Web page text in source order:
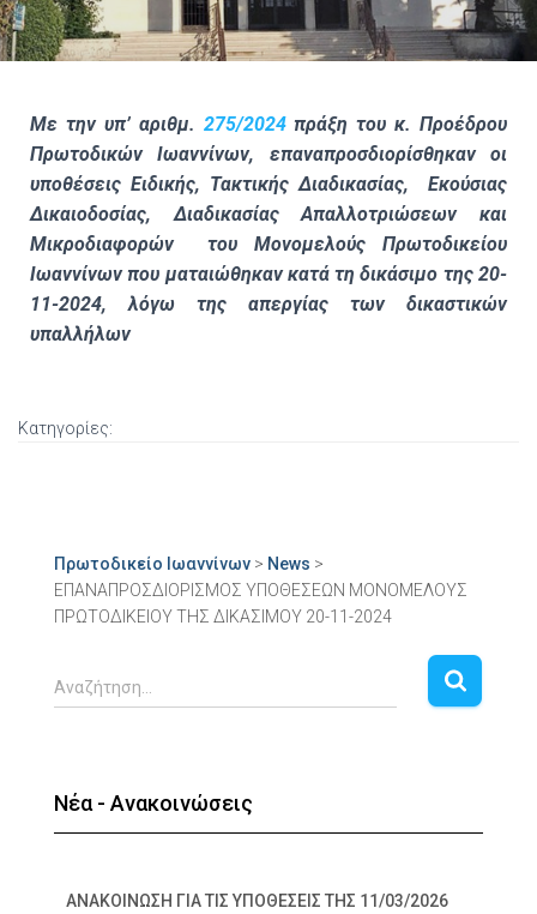
Με την υπ’ αριθμ. 275/2024πράξη του κ. Προέδρου
Πρωτοδικών Ιωαννίνων, επαναπροσδιορίσθηκαν οι
υποθέσεις Ειδικής, Τακτικής Διαδικασίας, Εκούσιας
Δικαιοδοσίας, Διαδικασίας Απαλλοτριώσεων και
Μικροδιαφορών του Μονομελούς Πρωτοδικείου
Ιωαννίνων που ματαιώθηκαν κατά τη δικάσιμο της 20-
11-2024, λόγω της απεργίας των δικαστικών
υπαλλήλων
Κατηγορίες:
Πρωτοδικείο Ιωαννίνων > News >
ΕΠΑΝΑΠΡΟΣΔΙΟΡΙΣΜΟΣ ΥΠΟΘΕΣΕΩΝ ΜΟΝΟΜΕΛΟΥΣ
ΠΡΩΤΟΔΙΚΕΙΟΥ ΤΗΣ ΔΙΚΑΣΙΜΟΥ 20-11-2024
Αναζήτηση…
Νέα - Ανακοινώσεις
ΑΝΑΚΟΙΝΩΣΗ ΓΙΑ ΤΙΣ ΥΠΟΘΕΣΕΙΣ ΤΗΣ 11/03/2026